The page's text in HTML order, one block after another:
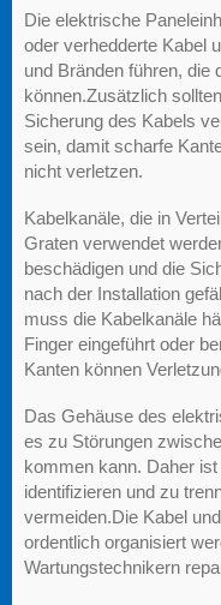
Die elektrische
oder verhedderte Kabel
und Bränden führen, die
können.Zusätzlich
Sicherung des Kabels
sein, damit scharfe
nicht verletzen.
Kabelkanäle, die in
Graten verwendet
beschädigen und die
nach der Installation
muss die Kabelkanäle
Finger eingeführt oder
Kanten können
Das Gehäuse des
es zu Störungen
kommen kann. Daher
identifizieren und zu
vermeiden.Die Kabel
ordentlich organisiert
Wartungstechnikern